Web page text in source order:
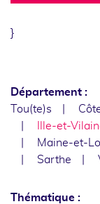
}
Département :
Tou(te)s
Ille-et-
Maine-et-
Sarthe
Thématique :